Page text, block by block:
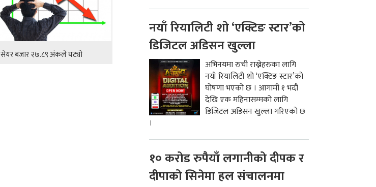
सेयर बजार २७.८९ अंकले घट्यो
नयाँ रियालिटी शो ‘एक्टिङ स्टार’को
डिजिटल अडिसन खुल्ला
अभिनयमा रुची राख्नेहरुका लागि
नयाँ रियालिटी शो ‘एक्टिङ स्टार’को
घोषणा भएको छ । आगामी १ भदौ
देखि एक महिनासम्मको लागि
डिजिटल अडिसन खुल्ला गरिएको छ
।
१० करोड रुपैयाँ लगानीको दीपक र
दीपाको सिनेमा हल संचालनमा